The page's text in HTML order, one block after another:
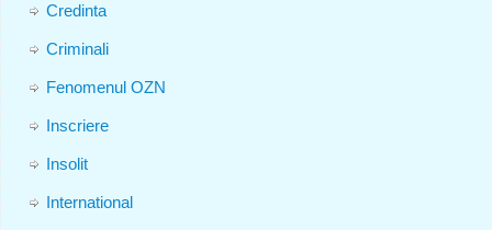
Credinta
Criminali
Fenomenul OZN
Inscriere
Insolit
International